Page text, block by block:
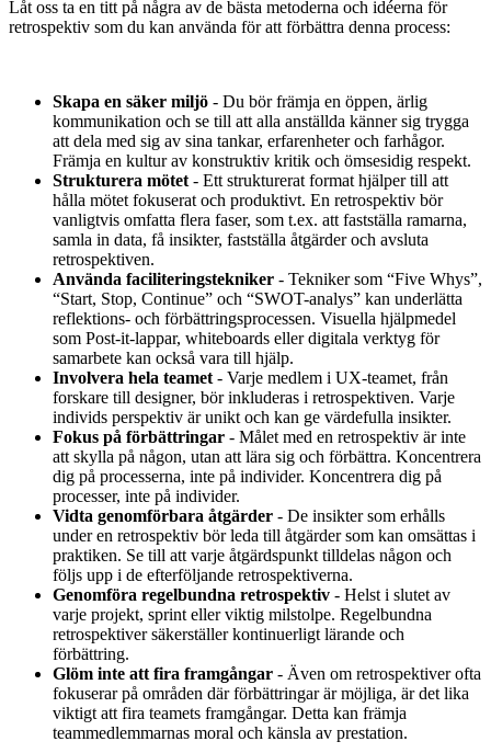
Låt oss ta en titt på några av de bästa metoderna och idéerna för
retrospektiv som du kan använda för att förbättra denna process:
Skapa en säker miljö - Du bör främja en öppen, ärlig
kommunikation och se till att alla anställda känner sig trygga
att dela med sig av sina tankar, erfarenheter och farhågor.
Främja en kultur av konstruktiv kritik och ömsesidig respekt.
Strukturera mötet - Ett strukturerat format hjälper till att
hålla mötet fokuserat och produktivt. En retrospektiv bör
vanligtvis omfatta flera faser, som t.ex. att fastställa ramarna,
samla in data, få insikter, fastställa åtgärder och avsluta
retrospektiven.
Använda faciliteringstekniker - Tekniker som “Five Whys”,
“Start, Stop, Continue” och “SWOT-analys” kan underlätta
reflektions- och förbättringsprocessen. Visuella hjälpmedel
som Post-it-lappar, whiteboards eller digitala verktyg för
samarbete kan också vara till hjälp.
Involvera hela teamet - Varje medlem i UX-teamet, från
forskare till designer, bör inkluderas i retrospektiven. Varje
individs perspektiv är unikt och kan ge värdefulla insikter.
Fokus på förbättringar - Målet med en retrospektiv är inte
att skylla på någon, utan att lära sig och förbättra. Koncentrera
dig på processerna, inte på individer. Koncentrera dig på
processer, inte på individer.
Vidta genomförbara åtgärder - De insikter som erhålls
under en retrospektiv bör leda till åtgärder som kan omsättas i
praktiken. Se till att varje åtgärdspunkt tilldelas någon och
följs upp i de efterföljande retrospektiverna.
Genomföra regelbundna retrospektiv - Helst i slutet av
varje projekt, sprint eller viktig milstolpe. Regelbundna
retrospektiver säkerställer kontinuerligt lärande och
förbättring.
Glöm inte att fira framgångar - Även om retrospektiver ofta
fokuserar på områden där förbättringar är möjliga, är det lika
viktigt att fira teamets framgångar. Detta kan främja
teammedlemmarnas moral och känsla av prestation.